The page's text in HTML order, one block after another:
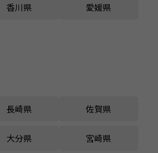
香川県 愛媛県
長崎県 佐賀県
大分県 宮崎県